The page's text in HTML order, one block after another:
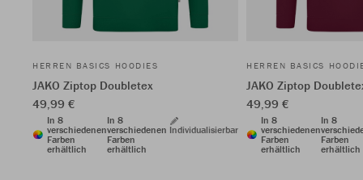
HERREN BASICS HOODIES
JAKO Ziptop Doubletex
49,99 €
In 8
verschiedenen
Farben
erhältlich
In 8
verschiedenen
Farben
erhältlich
Individualisierbar
HERREN BASICS
JAKO Ziptop
49,99 €
In 8
verschiedenen
Farben
erhältlich
In 8
Farben
erhältlich